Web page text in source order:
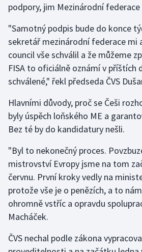
Golf
Gymnastika
Házená
Jezdectví
Judo
Krasobruslení
Lezení
Lyže a snowboard
Moderní pětiboj
podpory, jim Mezinárodní
"Samotný podpis bude do konce
sekretář mezinárodní federace mi
council vše schválil a že můžeme
FISA to oficiálně oznámí v příštích
schválené," řekl předseda ČVS
Hlavními důvody, proč se Češi
byly úspěch loňského ME a
Bez té by do kandidatury nešli.
"Byl to nekonečný proces.
mistrovství Evropy jsme na tom
červnu. První kroky vedly na
protože vše je o penězích, a to
ohromně vstříc a opravdu
Macháček.
ČVS nechal podle zákona